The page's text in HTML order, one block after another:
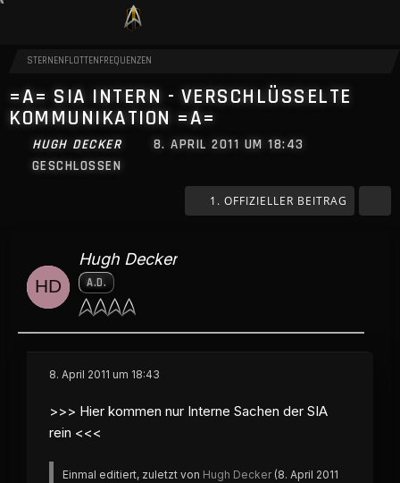
STERNENFLOTTENFREQUENZEN
=A= SIA INTERN - VERSCHLÜSSELTE
KOMMUNIKATION =A=
HUGH DECKER
8. APRIL 2011 UM 18:43
GESCHLOSSEN
1. OFFIZIELLER BEITRAG
Hugh Decker
A.D.
8. April 2011 um 18:43
>>> Hier kommen nur Interne Sachen der SIA
rein <<<
Einmal editiert, zuletzt von Hugh Decker(8. April 2011